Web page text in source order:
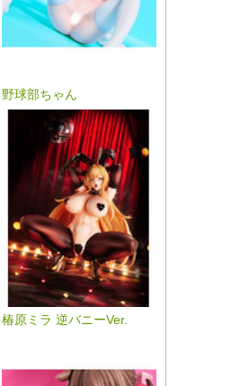
野球部ちゃん
椿原ミラ 逆バニーVer.